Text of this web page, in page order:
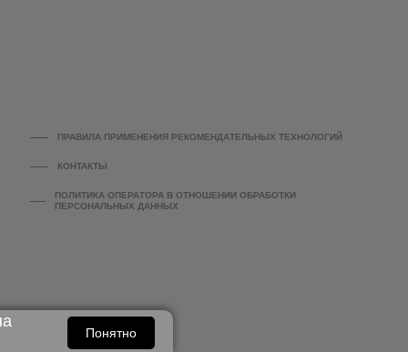
ПРАВИЛА ПРИМЕНЕНИЯ РЕКОМЕНДАТЕЛЬНЫХ ТЕХНОЛОГИЙ
КОНТАКТЫ
ПОЛИТИКА ОПЕРАТОРА В ОТНОШЕНИИ ОБРАБОТКИ
ПЕРСОНАЛЬНЫХ ДАННЫХ
Понятно